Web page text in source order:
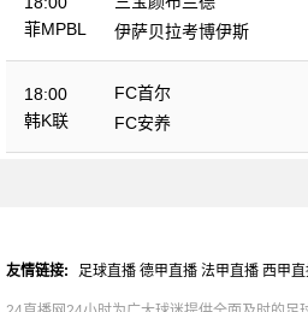
菲MPBL
伊萨贝拉考博伊斯
18:00
韩K联
FC首尔
FC安养
友情链接: 足球直播 德甲直播 法甲直播 西甲